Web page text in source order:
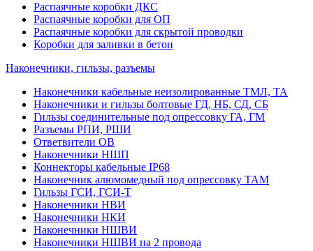
Распаячные коробки ДКС
Распаячные коробки для ОП
Распаячные коробки для скрытой проводки
Коробки для заливки в бетон
Наконечники, гильзы, разъемы
Наконечники кабельные неизолированные ТМЛ, ТА
Наконечники и гильзы болтовые ГД, НБ, СД, СБ
Гильзы соединительные под опрессовку ГА, ГМ
Разъемы РПИ, РШИ
Ответвители ОВ
Наконечники НШП
Коннекторы кабельные IP68
Наконечник алюмомедный под опрессовку ТАМ
Гильзы ГСИ, ГСИ-Т
Наконечники НВИ
Наконечники НКИ
Наконечники НШВИ
Наконечники НШВИ на 2 провода